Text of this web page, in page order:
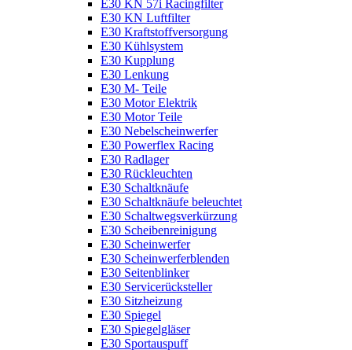
E30 KN 57i Racingfilter
E30 KN Luftfilter
E30 Kraftstoffversorgung
E30 Kühlsystem
E30 Kupplung
E30 Lenkung
E30 M- Teile
E30 Motor Elektrik
E30 Motor Teile
E30 Nebelscheinwerfer
E30 Powerflex Racing
E30 Radlager
E30 Rückleuchten
E30 Schaltknäufe
E30 Schaltknäufe beleuchtet
E30 Schaltwegsverkürzung
E30 Scheibenreinigung
E30 Scheinwerfer
E30 Scheinwerferblenden
E30 Seitenblinker
E30 Servicerücksteller
E30 Sitzheizung
E30 Spiegel
E30 Spiegelgläser
E30 Sportauspuff